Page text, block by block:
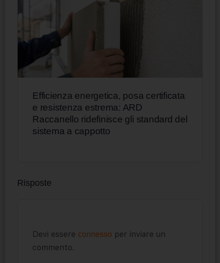
Efficienza energetica, posa certificata
e resistenza estrema: ARD
Raccanello ridefinisce gli standard del
sistema a cappotto
Risposte
Devi essere connesso per inviare un
commento.